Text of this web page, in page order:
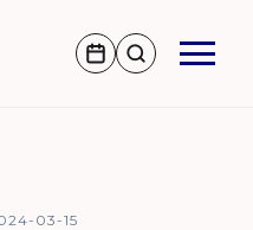
03-15